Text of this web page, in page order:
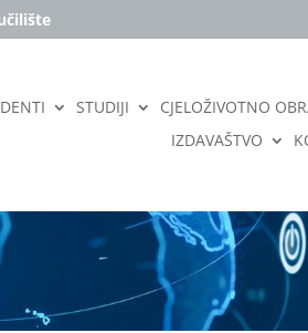
STUDIJI CJELOŽIVOTNO
IZDAVAŠTVO